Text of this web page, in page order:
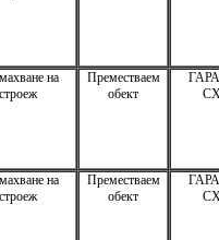
на
строеж
Преместваем
обект
на
строеж
Преместваем
обект